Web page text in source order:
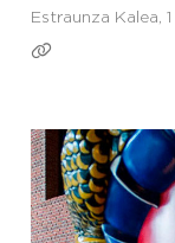
Estraunza Kalea, 1